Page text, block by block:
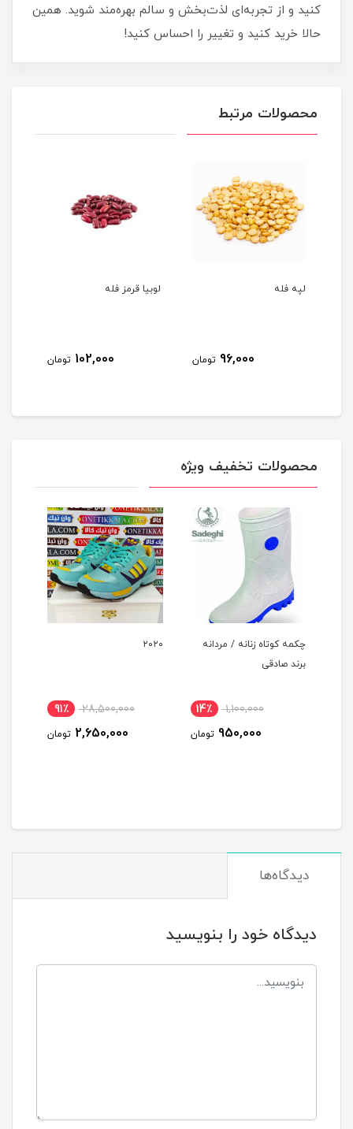
کنید و از تجربه‌ای لذت‌بخش و سالم بهره‌مند شوید. همین
حالا خرید کنید و تغییر را احساس کنید!
محصولات مرتبط
لپه فله
96,000 تومان
لوبیا قرمز فله
102,000 تومان
محصولات تخفیف ویژه
چکمه کوتاه زنانه / مردانه
برند صادقی
1,100,000 14٪
950,000 تومان
۲۰۲۰
28,500,000 91٪
2,650,000 تومان
دیدگاه‌ها
دیدگاه خود را بنویسید